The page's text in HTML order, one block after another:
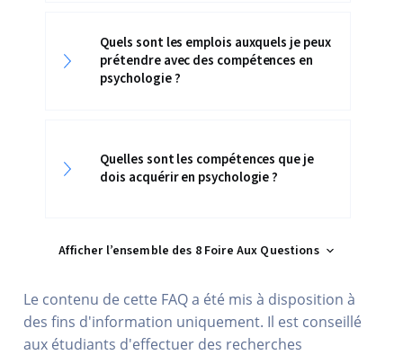
Quels sont les emplois auxquels je peux
prétendre avec des compétences en
psychologie ?
Quelles sont les compétences que je
dois acquérir en psychologie ?
Afficher l’ensemble des 8 Foire Aux Questions
Le contenu de cette FAQ a été mis à disposition à
des fins d'information uniquement. Il est conseillé
aux étudiants d'effectuer des recherches